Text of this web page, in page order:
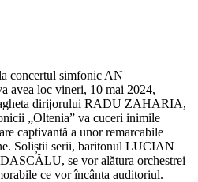
concertul simfonic AN
loc vineri, 10 mai 2024,
dirijorului RADU ZAHARIA,
„Oltenia” va cuceri inimile
captivantă a unor remarcabile
Soliștii serii, baritonul LUCIAN
se vor alătura orchestrei
ce vor încânta auditoriul.